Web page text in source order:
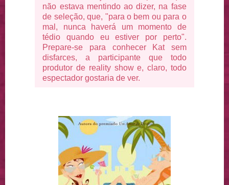
não estava mentindo ao dizer, na fase
de seleção, que, "para o bem ou para o
mal, nunca haverá um momento de
tédio quando eu estiver por perto".
Prepare-se para conhecer Kat sem
disfarces, a participante que todo
produtor de reality show e, claro, todo
espectador gostaria de ver.